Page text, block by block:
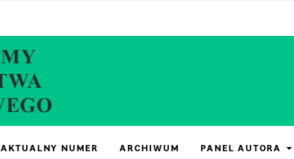
AKTUALNY NUMER ARCHIWUM PANEL AUTORA